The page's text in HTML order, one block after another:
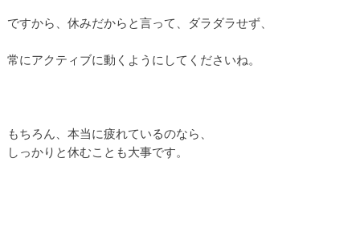
ですから、休みだからと言って、ダラダラせず、
常にアクティブに動くようにしてくださいね。
もちろん、本当に疲れているのなら、
しっかりと休むことも大事です。